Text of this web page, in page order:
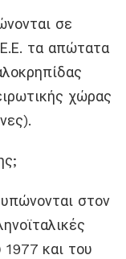
σε
Ε.Ε. τα απώτατα
χώρας
στον
και του